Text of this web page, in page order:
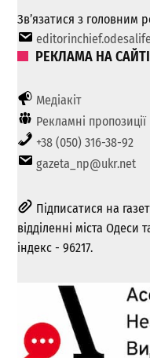
Зв’язатися з головним
РЕКЛАМА НА САЙТІ
Медіакіт
Рекламні пропозиції
+38 (050) 316-38-92
gazeta_np@ukr.net
Підписатися на
відділенні міста Одеси
індекс - 96217.